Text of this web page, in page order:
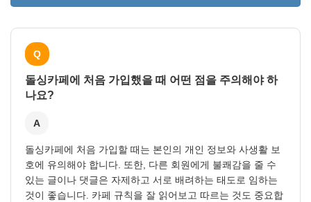
Q
돌싱카페에 처음 가입했을 때 어떤 점을 주의해야 하
나요?
A
돌싱카페에 처음 가입할 때는 본인의 개인 정보와 사생활 보
호에 유의해야 합니다. 또한, 다른 회원에게 불쾌감을 줄 수
있는 글이나 댓글은 자제하고 서로 배려하는 태도로 임하는
것이 좋습니다. 카페 규칙을 잘 읽어보고 따르는 것도 중요합